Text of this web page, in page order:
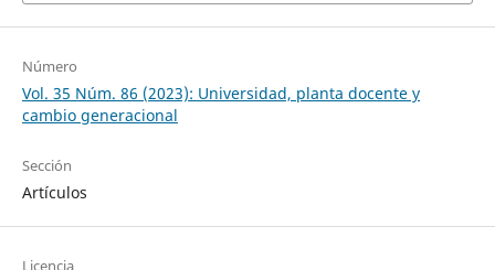
Número
Vol. 35 Núm. 86 (2023): Universidad, planta docente y
cambio generacional
Sección
Artículos
Licencia